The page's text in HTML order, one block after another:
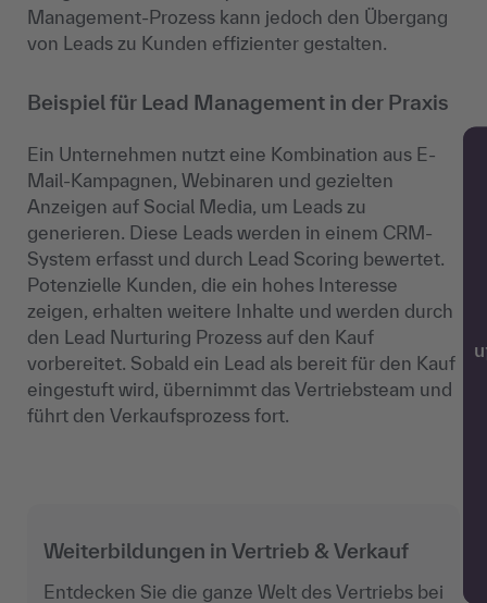
Management-Prozess kann jedoch den Übergang
von Leads zu Kunden effizienter gestalten.
Beispiel für Lead Management in der Praxis
Ein Unternehmen nutzt eine Kombination aus E-
Mail-Kampagnen, Webinaren und gezielten
Anzeigen auf Social Media, um Leads zu
generieren. Diese Leads werden in einem CRM-
System erfasst und durch Lead Scoring bewertet.
Potenzielle Kunden, die ein hohes Interesse
zeigen, erhalten weitere Inhalte und werden durch
den Lead Nurturing Prozess auf den Kauf
vorbereitet. Sobald ein Lead als bereit für den Kauf
eingestuft wird, übernimmt das Vertriebsteam und
führt den Verkaufsprozess fort.
Weiterbildungen in Vertrieb & Verkauf
Entdecken Sie die ganze Welt des Vertriebs bei